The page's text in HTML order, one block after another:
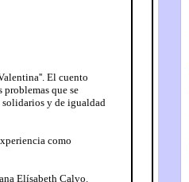
El cuento
que se
solidarios y de igualdad
como
Elísabeth Calvo.